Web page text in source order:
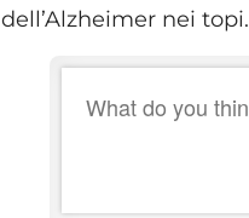
dell’Alzheimer nei topi.